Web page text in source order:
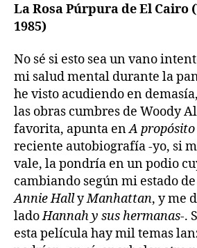
La Rosa Púrpura de El Cairo
1985)
No sé si esto sea un vano
mi salud mental durante la
he visto acudiendo en
las obras cumbres de Woody
favorita, apunta enA propósito
reciente autobiografía -yo, si
vale, la pondría en un podio
cambiando según mi estado
Annie HallyManhattan, y me
ladoHannah y sus hermanas-.
esta película hay mil temas